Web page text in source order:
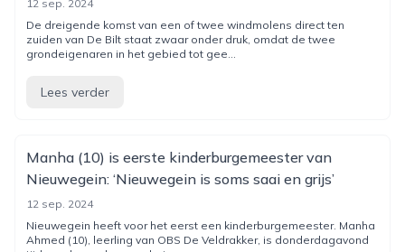
12 sep. 2024
De dreigende komst van een of twee windmolens direct ten
zuiden van De Bilt staat zwaar onder druk, omdat de twee
grondeigenaren in het gebied tot gee...
Lees verder
Manha (10) is eerste kinderburgemeester van
Nieuwegein: ‘Nieuwegein is soms saai en grijs’
12 sep. 2024
Nieuwegein heeft voor het eerst een kinderburgemeester. Manha
Ahmed (10), leerling van OBS De Veldrakker, is donderdagavond